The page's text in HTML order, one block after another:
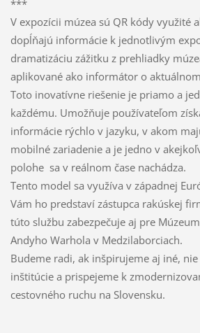
***
V expozícii múzea sú QR kódy využité
dopĺňajú informácie k jednotlivým
dramatizáciu zážitku z prehliadky
aplikované ako informátor o
Toto inovatívne riešenie je priamo a
každému. Umožňuje používateľom
informácie rýchlo v jazyku, v akom
mobilné zariadenie a je jedno v
polohe sa v reálnom čase nachádza.
Tento model sa využíva v západnej
Vám ho predstaví zástupca rakúskej
túto službu zabezpečuje aj pre
Andyho Warhola v Medzilaborciach.
Budeme radi, ak inšpirujeme aj iné,
inštitúcie a prispejeme k
cestovného ruchu na Slovensku.